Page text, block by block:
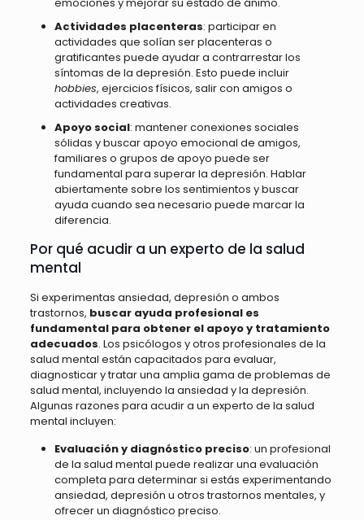
Actividades placenteras: participar en
actividades que solían ser placenteras o
gratificantes puede ayudar a contrarrestar los
síntomas de la depresión. Esto puede incluir
hobbies, ejercicios físicos, salir con amigos o
actividades creativas.
Apoyo social: mantener conexiones sociales
sólidas y buscar apoyo emocional de amigos,
familiares o grupos de apoyo puede ser
fundamental para superar la depresión. Hablar
abiertamente sobre los sentimientos y buscar
ayuda cuando sea necesario puede marcar la
diferencia.
Por qué acudir a un experto de la salud
mental
Si experimentas ansiedad, depresión o ambos
trastornos, buscar ayuda profesional es
fundamental para obtener el apoyo y tratamiento
adecuados. Los psicólogos y otros profesionales de la
salud mental están capacitados para evaluar,
diagnosticar y tratar una amplia gama de problemas de
salud mental, incluyendo la ansiedad y la depresión.
Algunas razones para acudir a un experto de la salud
mental incluyen:
Evaluación y diagnóstico preciso: un profesional
de la salud mental puede realizar una evaluación
completa para determinar si estás experimentando
ansiedad, depresión u otros trastornos mentales, y
ofrecer un diagnóstico preciso.